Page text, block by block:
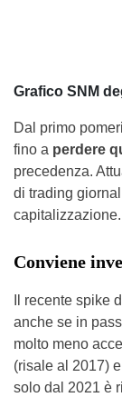
Grafico SNM
Dal primo
fino a perdere
precedenza.
di trading
capitalizzazione.
Conviene
Il recente spike
anche se in
molto meno
(risale al 2017) e
solo dal 2021 è